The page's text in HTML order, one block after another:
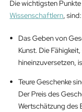
Die wichtigsten
Wissenschaftlern, sind:
Das Geben von
Kunst. Die
hineinzuversetzen,
Teure Geschenke
Der Preis des
Wertschätzung des